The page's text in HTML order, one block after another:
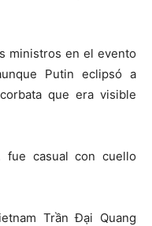
ministros en el evento
Putin eclipsó a
que era visible
fue casual con cuello
Trần Đại Quang